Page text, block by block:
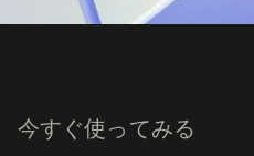
今すぐ使ってみる